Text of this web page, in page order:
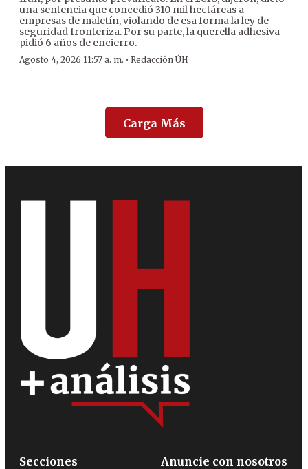
una sentencia que concedió 310 mil hectáreas a
empresas de maletín, violando de esa forma la ley de
seguridad fronteriza. Por su parte, la querella adhesiva
pidió 6 años de encierro.
Agosto 4, 2026 11:57 a. m. · Redacción ÚH
Carga Más
Secciones
Anuncie con nosotros